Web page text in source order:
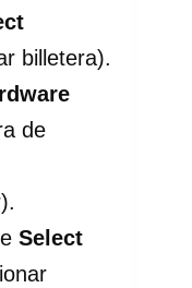
billetera).
de
Select